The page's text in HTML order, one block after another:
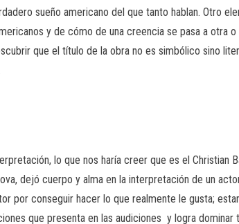
sueño americano del que tanto hablan. Otro
y de cómo de una creencia se pasa a otra
que el título de la obra no es simbólico sino
lo que nos haría creer que es el Christian
dejó cuerpo y alma en la interpretación de un
por conseguir hacer lo que realmente le gusta;
que presenta en las audiciones y logra dominar